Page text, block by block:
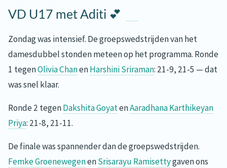
VD U17 met Aditi 💕
Zondag was intensief. De groepswedstrijden van het
damesdubbel stonden meteen op het programma. Ronde
1 tegenOlivia ChanenHarshini Sriraman: 21-9, 21-5 — dat
was snel klaar.
Ronde 2 tegenDakshita GoyatenAaradhana Karthikeyan
Priya: 21-8, 21-11.
De finale was spannender dan de groepswedstrijden.
Femke GroenewegenenSrisarayu Ramisettygaven ons